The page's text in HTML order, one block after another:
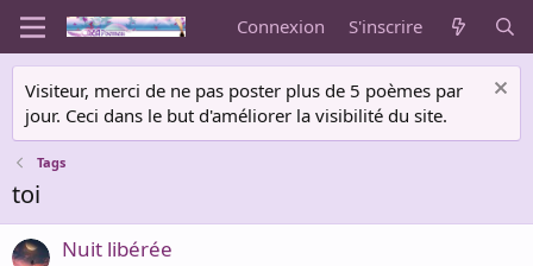
Connexion S'inscrire
Visiteur, merci de ne pas poster plus de 5 poèmes par
jour. Ceci dans le but d'améliorer la visibilité du site.
Tags
toi
Nuit libérée